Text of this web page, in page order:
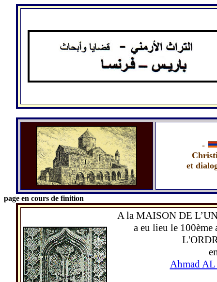
-
et
page en cours de finition
A la MAISON DE
a eu lieu le
Ahmad